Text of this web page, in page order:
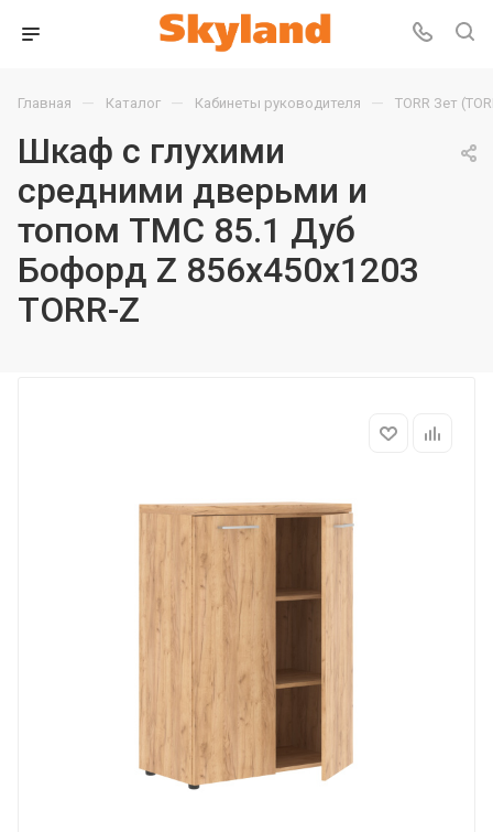
Главная — Каталог — Кабинеты руководителя — TORR Зет
Шкаф с глухими
средними дверьми и
топом TMC 85.1 Дуб
Бофорд Z 856х450х1203
TORR-Z